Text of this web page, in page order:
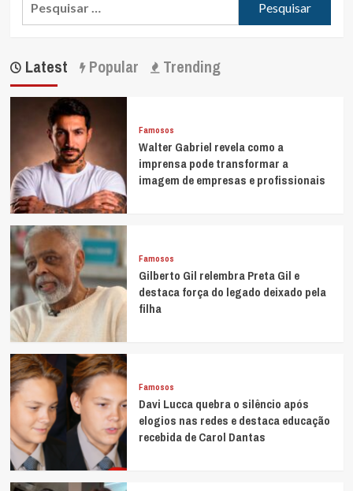
que
poucos
Latest Popular Trending
Famosos
Walter Gabriel revela como a
imprensa pode transformar a
imagem de empresas e profissionais
Famosos
Gilberto Gil relembra Preta Gil e
destaca força do legado deixado pela
filha
Famosos
Davi Lucca quebra o silêncio após
elogios nas redes e destaca educação
recebida de Carol Dantas